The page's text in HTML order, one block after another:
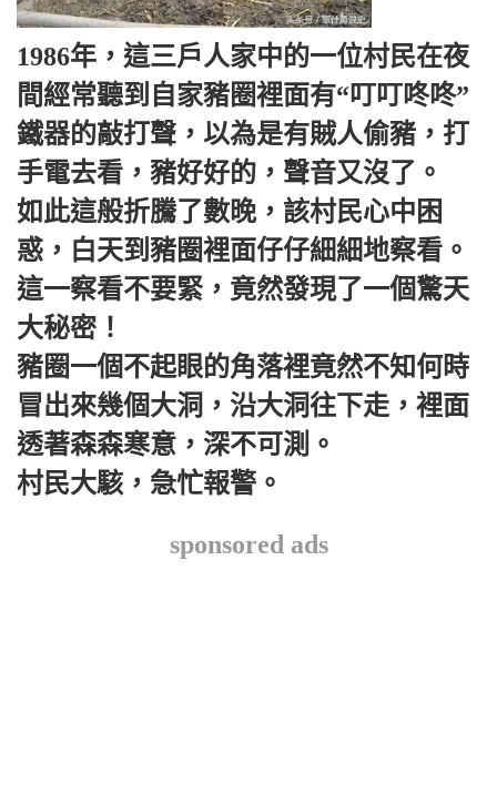
1986年，這三戶人家中的一位村民在夜
間經常聽到自家豬圈裡面有“叮叮咚咚”
鐵器的敲打聲，以為是有賊人偷豬，打
手電去看，豬好好的，聲音又沒了。
如此這般折騰了數晚，該村民心中困
惑，白天到豬圈裡面仔仔細細地察看。
這一察看不要緊，竟然發現了一個驚天
大秘密！
豬圈一個不起眼的角落裡竟然不知何時
冒出來幾個大洞，沿大洞往下走，裡面
透著森森寒意，深不可測。
村民大駭，急忙報警。
sponsored ads